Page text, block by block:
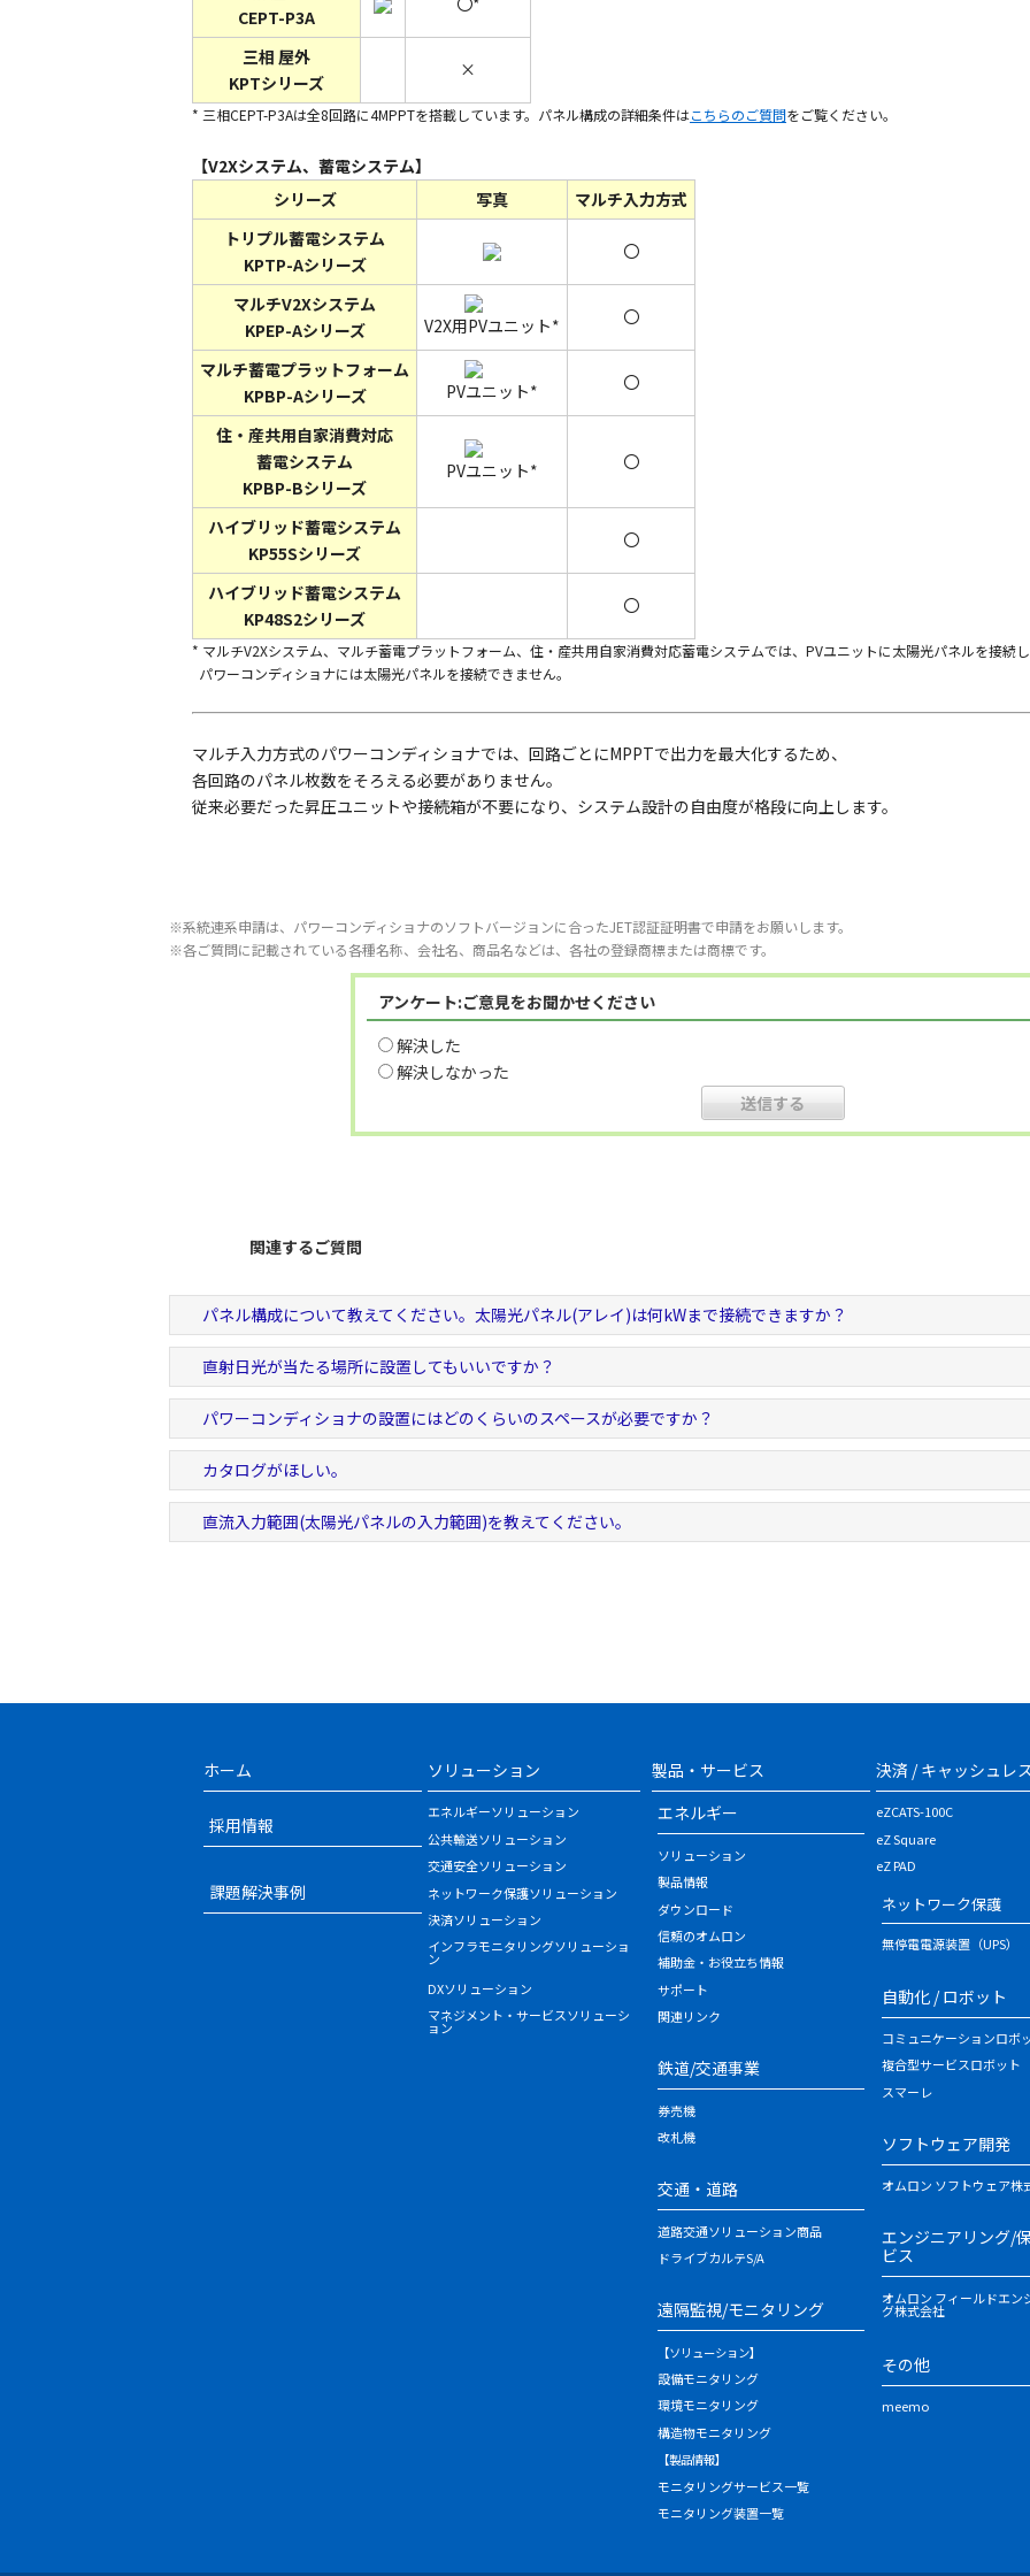
CEPT-P3A
三相 屋外
KPTシリーズ
×
* 三相CEPT-P3Aは全8回路に4MPPTを搭載しています。パネル構成の詳細条件はこちらのご質問をご覧ください。
【V2Xシステム、蓄電システム】
シリーズ
写真
マルチ入力方式
トリプル蓄電システム
KPTP-Aシリーズ
〇
マルチV2Xシステム
KPEP-Aシリーズ
V2X用PVユニット* 〇
マルチ蓄電プラットフォーム
KPBP-Aシリーズ
PVユニット* 〇
住・産共用自家消費対応
蓄電システム
KPBP-Bシリーズ
PVユニット* 〇
ハイブリッド蓄電システム
KP55Sシリーズ
〇
ハイブリッド蓄電システム
KP48S2シリーズ
〇
* マルチV2Xシステム、マルチ蓄電プラットフォーム、住・産共用自家消費対応蓄電システムでは、PVユニットに太陽光パネルを接続
パワーコンディショナには太陽光パネルを接続できません。
マルチ入力方式のパワーコンディショナでは、回路ごとにMPPTで出力を最大化するため、
各回路のパネル枚数をそろえる必要がありません。
従来必要だった昇圧ユニットや接続箱が不要になり、システム設計の自由度が格段に向上します。
※系統連系申請は、パワーコンディショナのソフトバージョンに合ったJET認証証明書で申請をお願いします。
※各ご質問に記載されている各種名称、会社名、商品名などは、各社の登録商標または商標です。
アンケート:ご意見をお聞かせください
解決した
解決しなかった
関連するご質問
パネル構成について教えてください。太陽光パネル(アレイ)は何kWまで接続できますか？
直射日光が当たる場所に設置してもいいですか？
パワーコンディショナの設置にはどのくらいのスペースが必要ですか？
カタログがほしい。
直流入力範囲(太陽光パネルの入力範囲)を教えてください。
ホーム
採用情報
課題解決事例
ソリューション
エネルギーソリューション
公共輸送ソリューション
交通安全ソリューション
ネットワーク保護ソリューション
決済ソリューション
インフラモニタリングソリューショ
ン
DXソリューション
マネジメント・サービスソリューシ
ョン
製品・サービス
エネルギー
ソリューション
製品情報
ダウンロード
信頼のオムロン
補助金・お役立ち情報
サポート
関連リンク
鉄道/交通事業
券売機
改札機
交通・道路
道路交通ソリューション商品
ドライブカルテS/A
遠隔監視/モニタリング
【ソリューション】
設備モニタリング
環境モニタリング
構造物モニタリング
【製品情報】
モニタリングサービス一覧
モニタリング装置一覧
決済 / キャッシュレ
eZCATS-100C
eZ Square
eZ PAD
ネットワーク保護
無停電電源装置（UPS）
自動化 / ロボット
コミュニケーションロボ
複合型サービスロボット
スマーレ
ソフトウェア開発
オムロン ソフトウェア株
エンジニアリング/
ビス
オムロン フィールドエン
グ株式会社
その他
meemo